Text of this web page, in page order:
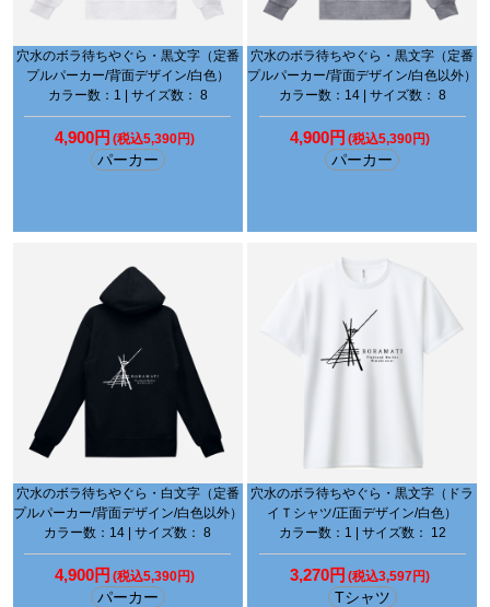
穴水のボラ待ちやぐら・黒文字（定番
プルパーカー/背面デザイン/白色）
カラー数：1 | サイズ数： 8
4,900円 (税込5,390円)
パーカー
穴水のボラ待ちやぐら・黒文字（定番
プルパーカー/背面デザイン/白色以外）
カラー数：14 | サイズ数： 8
4,900円 (税込5,390円)
パーカー
穴水のボラ待ちやぐら・白文字（定番
プルパーカー/背面デザイン/白色以外）
カラー数：14 | サイズ数： 8
4,900円 (税込5,390円)
パーカー
穴水のボラ待ちやぐら・黒文字（ドラ
イＴシャツ/正面デザイン/白色）
カラー数：1 | サイズ数： 12
3,270円 (税込3,597円)
Tシャツ